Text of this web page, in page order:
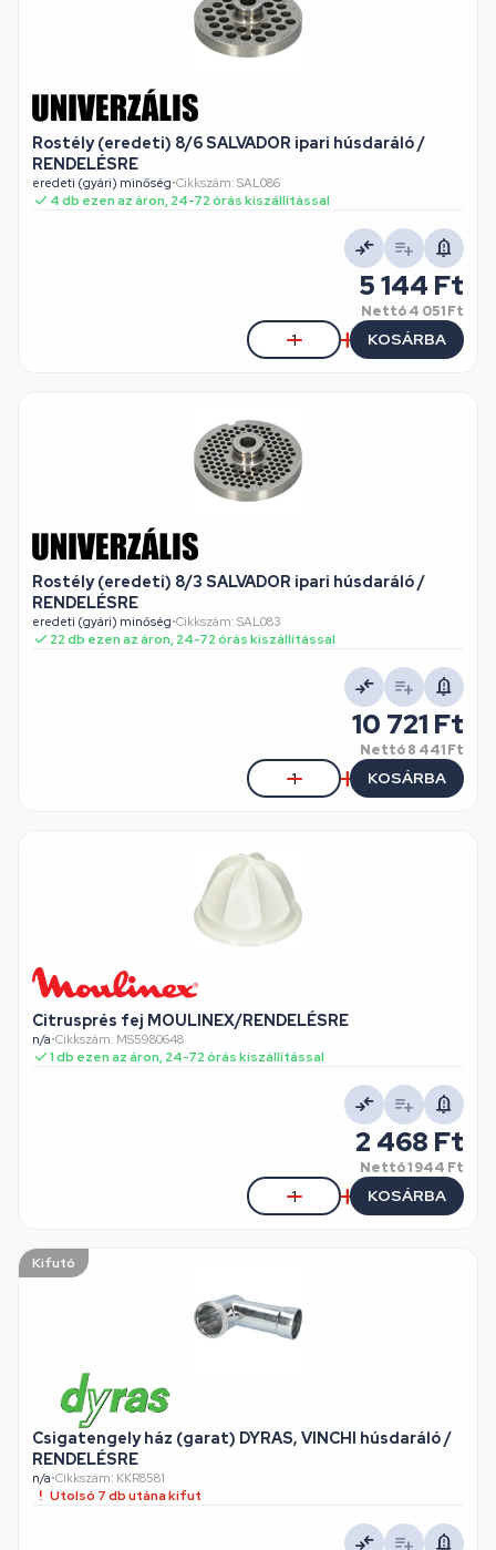
Rostély (eredeti) 8/6 SALVADOR ipari húsdaráló /
RENDELÉSRE
eredeti (gyári) minőség•Cikkszám: SAL086
4 db ezen az áron, 24-72 órás kiszállítással
5 144 Ft
Nettó4 051 Ft
KOSÁRBA
Rostély (eredeti) 8/3 SALVADOR ipari húsdaráló /
RENDELÉSRE
eredeti (gyári) minőség•Cikkszám: SAL083
22 db ezen az áron, 24-72 órás kiszállítással
10 721 Ft
Nettó8 441 Ft
KOSÁRBA
Citrusprés fej MOULINEX/RENDELÉSRE
n/a•Cikkszám: MS5980648
1 db ezen az áron, 24-72 órás kiszállítással
2 468 Ft
Nettó1 944 Ft
KOSÁRBA
Kifutó
Csigatengely ház (garat) DYRAS, VINCHI húsdaráló /
RENDELÉSRE
n/a•Cikkszám: KKR8581
Utolsó 7 db utána kifut